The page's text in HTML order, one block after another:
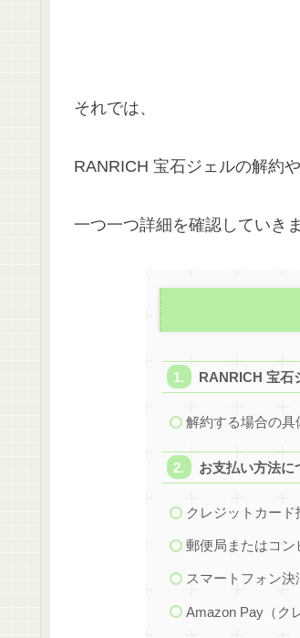
それでは、
RANRICH 宝石ジェルの解約
一つ一つ詳細を確認していき
RANRICH 宝石
解約する場合の具
お支払い方法に
クレジットカード
郵便局またはコン
スマートフォン決
Amazon Pay（ク